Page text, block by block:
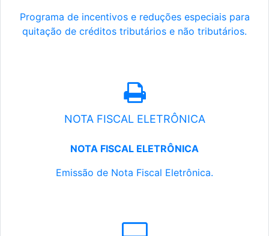
Programa de incentivos e reduções especiais para
quitação de créditos tributários e não tributários.
NOTA FISCAL ELETRÔNICA
NOTA FISCAL ELETRÔNICA
Emissão de Nota Fiscal Eletrônica.